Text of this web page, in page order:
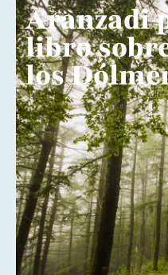
Aranzadi
libro
los